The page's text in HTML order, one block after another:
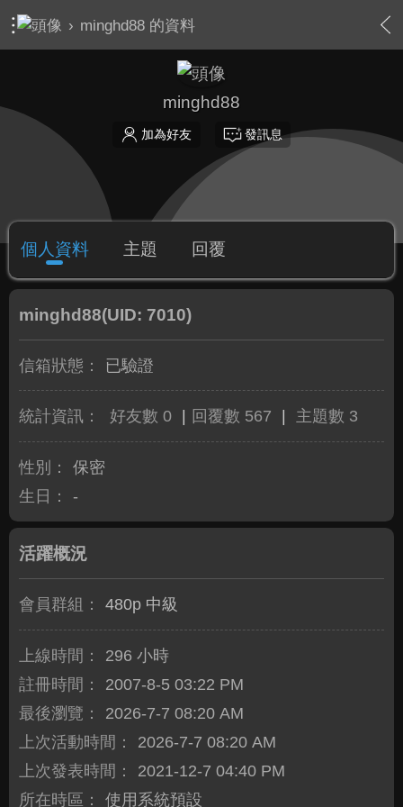
› minghd88 的資料
minghd88
加為好友 發訊息
個人資料 主題 回覆
minghd88(UID: 7010)
信箱狀態： 已驗證
統計資訊： 好友數 0 回覆數 567 主題數 3
性別：
保密
生日：
-
活躍概況
會員群組： 480p 中級
上線時間：
296 小時
註冊時間：
2007-8-5 03:22 PM
最後瀏覽：
2026-7-7 08:20 AM
上次活動時間：
2026-7-7 08:20 AM
上次發表時間：
2021-12-7 04:40 PM
所在時區：
使用系統預設